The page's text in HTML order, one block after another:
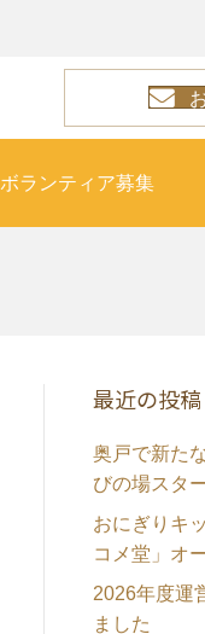
ボランティア募集
最近の投稿
奥戸で新た
びの場スタ
おにぎりキ
コメ堂」オ
2026年度運
ました